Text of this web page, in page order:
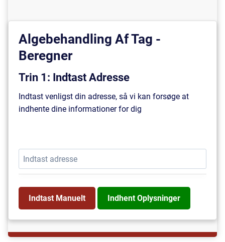
Algebehandling Af Tag -
Beregner
Trin 1: Indtast Adresse
Indtast venligst din adresse, så vi kan forsøge at
indhente dine informationer for dig
Indtast Manuelt Indhent Oplysninger